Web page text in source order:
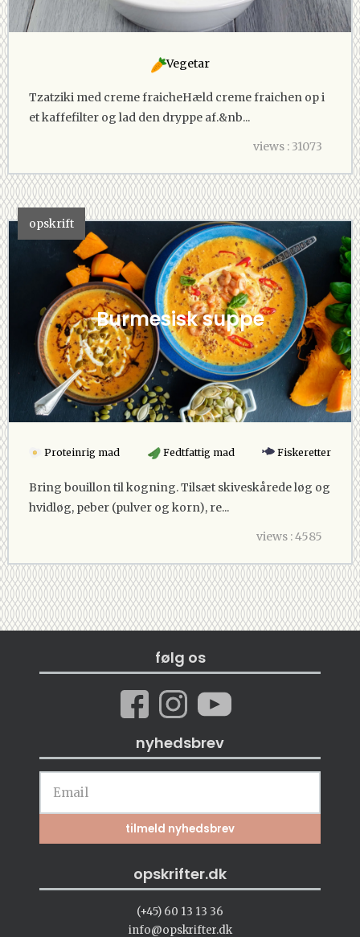
Vegetar
Tzatziki med creme fraicheHæld creme fraichen op i
et kaffefilter og lad den dryppe af.&nb...
views : 31073
opskrift
Burmesisk suppe
Proteinrig mad Fedtfattig mad Fiskeretter
Bring bouillon til kogning. Tilsæt skiveskårede løg og
hvidløg, peber (pulver og korn), re...
views : 4585
følg os
nyhedsbrev
opskrifter.dk
(+45) 60 13 13 36
info@opskrifter.dk